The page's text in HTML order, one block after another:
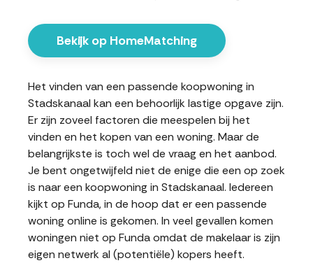
Bekijk op HomeMatching
Het vinden van een passende koopwoning in
Stadskanaal kan een behoorlijk lastige opgave zijn.
Er zijn zoveel factoren die meespelen bij het
vinden en het kopen van een woning. Maar de
belangrijkste is toch wel de vraag en het aanbod.
Je bent ongetwijfeld niet de enige die een op zoek
is naar een koopwoning in Stadskanaal. Iedereen
kijkt op Funda, in de hoop dat er een passende
woning online is gekomen. In veel gevallen komen
woningen niet op Funda omdat de makelaar is zijn
eigen netwerk al (potentiële) kopers heeft.